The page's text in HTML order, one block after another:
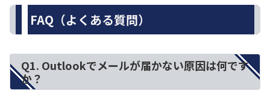
FAQ（よくある質問）
Q1. Outlookでメールが届かない原因は何です
か？